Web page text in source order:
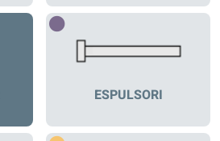
ESPULSORI